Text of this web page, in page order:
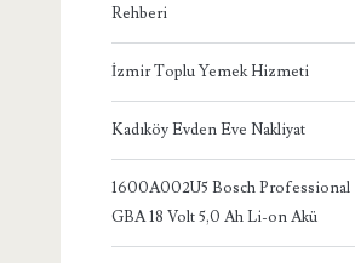
Rehberi
İzmir Toplu Yemek Hizmeti
Kadıköy Evden Eve Nakliyat
1600A002U5 Bosch Professional
GBA 18 Volt 5,0 Ah Li-on Akü